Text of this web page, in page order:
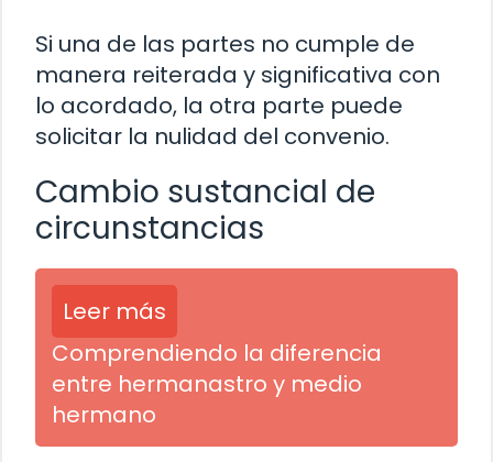
Si una de las partes no cumple de
manera reiterada y significativa con
lo acordado, la otra parte puede
solicitar la nulidad del convenio.
Cambio sustancial de
circunstancias
Leer más
Comprendiendo la diferencia
entre hermanastro y medio
hermano